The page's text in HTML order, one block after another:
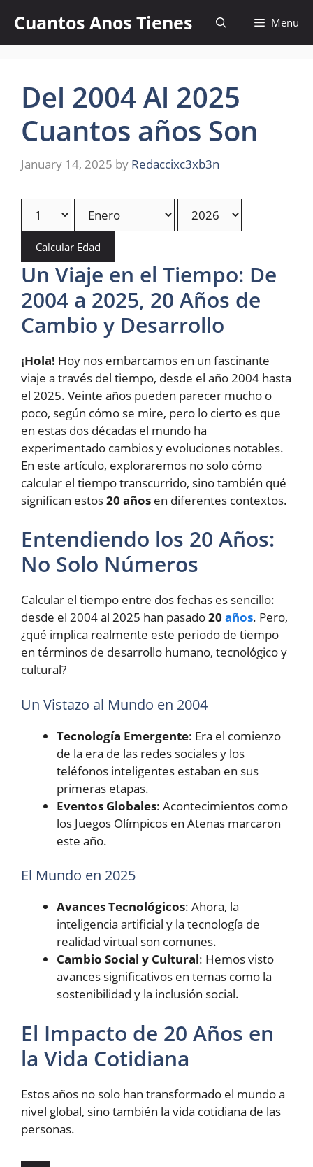
content
Cuantos Anos Tienes Menu
Del 2004 Al 2025
Cuantos años Son
January 14, 2025 by Redaccixc3xb3n
Calcular Edad
Un Viaje en el Tiempo: De
2004 a 2025, 20 Años de
Cambio y Desarrollo
¡Hola! Hoy nos embarcamos en un fascinante
viaje a través del tiempo, desde el año 2004 hasta
el 2025. Veinte años pueden parecer mucho o
poco, según cómo se mire, pero lo cierto es que
en estas dos décadas el mundo ha
experimentado cambios y evoluciones notables.
En este artículo, exploraremos no solo cómo
calcular el tiempo transcurrido, sino también qué
significan estos20 años en diferentes contextos.
Entendiendo los 20 Años:
No Solo Números
Calcular el tiempo entre dos fechas es sencillo:
desde el 2004 al 2025 han pasado20 años. Pero,
¿qué implica realmente este periodo de tiempo
en términos de desarrollo humano, tecnológico y
cultural?
Un Vistazo al Mundo en 2004
Tecnología Emergente: Era el comienzo
de la era de las redes sociales y los
teléfonos inteligentes estaban en sus
primeras etapas.
Eventos Globales: Acontecimientos como
los Juegos Olímpicos en Atenas marcaron
este año.
El Mundo en 2025
Avances Tecnológicos: Ahora, la
inteligencia artificial y la tecnología de
realidad virtual son comunes.
Cambio Social y Cultural: Hemos visto
avances significativos en temas como la
sostenibilidad y la inclusión social.
El Impacto de 20 Años en
la Vida Cotidiana
Estos años no solo han transformado el mundo a
nivel global, sino también la vida cotidiana de las
personas.